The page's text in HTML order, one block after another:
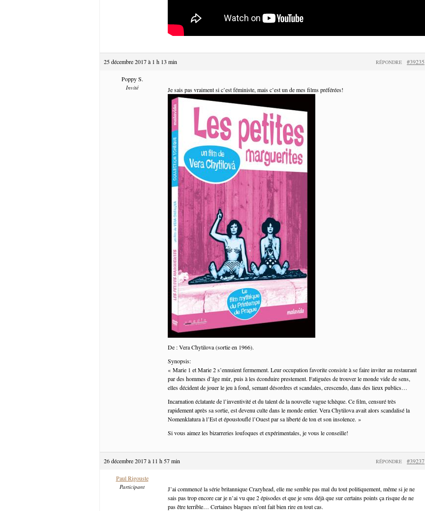
25 décembre 2017 à 1 h 13 min #39235
RÉPONDRE
Poppy S.
Invité Je sais pas vraiment si c’est féministe, mais c’est un de mes films préférées!
De : Vera Chytilova (sortie en 1966).
Synopsis:
« Marie 1 et Marie 2 s’ennuient fermement. Leur occupation favorite consiste à se faire inviter au restaurant
par des hommes d’âge mûr, puis à les éconduire prestement. Fatiguées de trouver le monde vide de sens,
elles décident de jouer le jeu à fond, semant désordres et scandales, crescendo, dans des lieux publics…
Incarnation éclatante de l’inventivité et du talent de la nouvelle vague tchèque. Ce film, censuré très
rapidement après sa sortie, est devenu culte dans le monde entier. Vera Chytilova avait alors scandalisé la
Nomenklatura à l’Est et époustouflé l’Ouest par sa liberté de ton et son insolence. »
Si vous aimez les bizarreries loufoques et expérimentales, je vous le conseille!
26 décembre 2017 à 11 h 57 min #39237
RÉPONDRE
Paul Rigouste
Participant
J’ai commencé la série britannique Crazyhead, elle me semble pas mal du tout politiquement, même si je ne
sais pas trop encore car je n’ai vu que 2 épisodes et que je sens déjà que sur certains points ça risque de ne
pas être terrible… Certaines blagues m’ont fait bien rire en tout cas.